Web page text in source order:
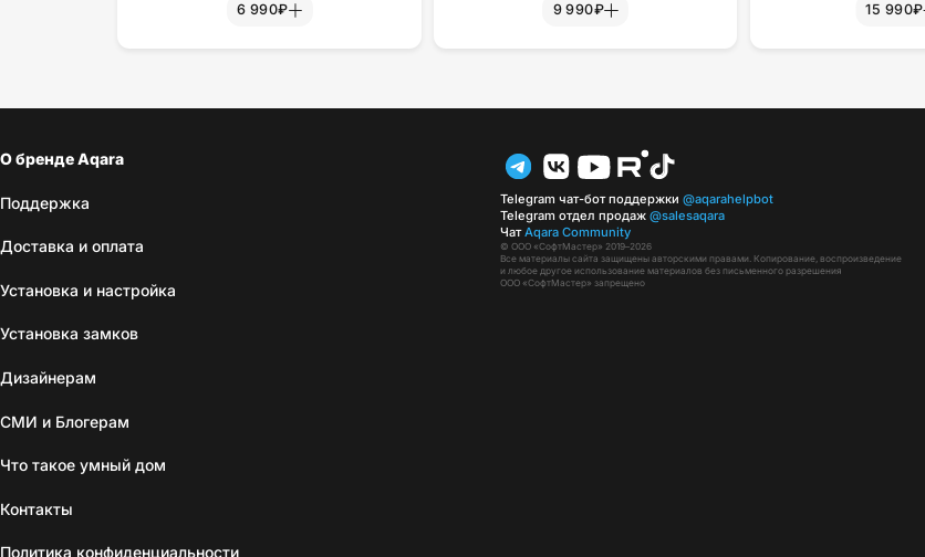
6 990₽ 9 990₽ 15 990₽
О бренде Aqara
Поддержка
Доставка и оплата
Установка и настройка
Установка замков
Дизайнерам
СМИ и Блогерам
Что такое умный дом
Контакты
Политика конфиденциальности
Telegram чат-бот поддержки @aqarahelpbot
Telegram отдел продаж@salesaqara
ЧатAqara Community
© ООО «СофтМастер» 2019–2026
Все материалы сайта защищены авторскими правами. Копирование, воспроизведение
и любое другое использование материалов без письменного разрешения
ООО «СофтМастер» запрещено